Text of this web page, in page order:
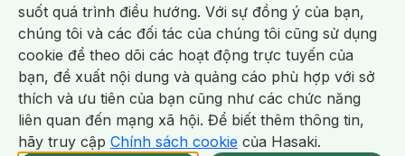
Giao Nhanh Miễn Phí 2H.
Chăm Sóc Cá Nhân
Chống Muỗi
Khẩu Trang Máy Massage Mặt Nạ Xông Hơi/Nước Rửa Tay
Sản Phẩm Chăm Sóc Khác/ Bàn Chải Đánh Răng /Bàn Chải Điện/
Hỗ Trợ Trắng Răng / Kem Đánh Răng Máy Tăm Nước Nước Súc Miệng
Tăm / Chỉ Nha Khoa /Xịt Thơm Miệng / Dung Dịch Vệ Sinh/Dưỡng Vùng Kín/
Khăn Ướt Vệ Sinh Vùng Kín
/Băng Vệ Sinh Tampon Bọt Cạo Râu Dao Cạo Râu/
Máy Cạo Râu
Vấn Đề Về Da
Da Dầu / Lỗ Chân Lông To
Da Khô / Mất Nước /Da Lão Hóa / Da Mụn/
Da Nhạy Cảm / Kích Ứng/Da Xỉn Màu/Thâm / Nám / Tàn Nhang/
Quầng Thâm & Bọng Mắt/ Sẹo
Viêm Da Cơ Địa
suốt quá trình điều hướng. Với sự đồng ý của bạn,
chúng tôi và các đối tác của chúng tôi cũng sử dụng
cookie để theo dõi các hoạt động trực tuyến của
bạn, đề xuất nội dung và quảng cáo phù hợp với sở
thích và ưu tiên của bạn cũng như các chức năng
liên quan đến mạng xã hội. Để biết thêm thông tin,
hãy truy cập Chính sách cookie của Hasaki.